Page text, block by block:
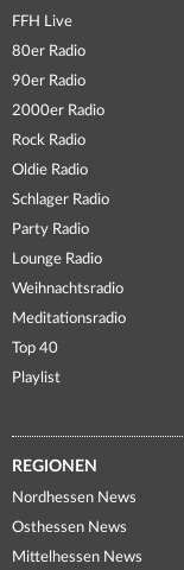
FFH Live
80er Radio
90er Radio
2000er Radio
Rock Radio
Oldie Radio
Schlager Radio
Party Radio
Lounge Radio
Weihnachtsradio
Meditationsradio
Top 40
Playlist
REGIONEN
Nordhessen News
Osthessen News
Mittelhessen News